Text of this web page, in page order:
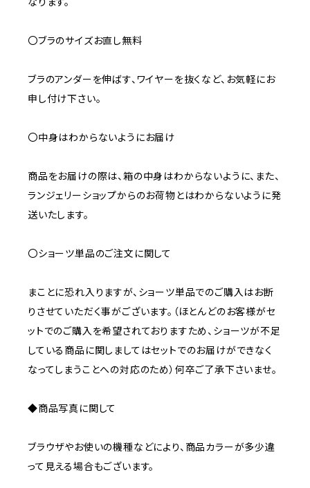
〇ブラのサイズお直し無料
ブラのアンダーを伸ばす、ワイヤーを抜くなど、お気軽にお
申し付け下さい。
〇中身はわからないようにお届け
商品をお届けの際は、箱の中身はわからないように、また、
ランジェリーショップからのお荷物とはわからないように発
送いたします。
〇ショーツ単品のご注文に関して
まことに恐れ入りますが、ショーツ単品でのご購入はお断
りさせていただく事がございます。（ほとんどのお客様がセ
ットでのご購入を希望されておりますため、ショーツが不足
している商品に関しましてはセットでのお届けができなく
なってしまうことへの対応のため）何卒ご了承下さいませ。
◆商品写真に関して
ブラウザやお使いの機種などにより、商品カラーが多少違
って見える場合もございます。